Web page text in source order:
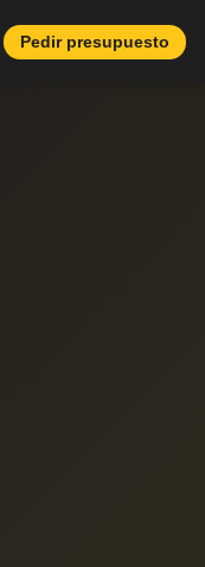
Pedir presupuesto